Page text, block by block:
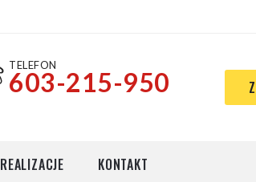
TELEFON
603-215-950
REALIZACJE KONTAKT